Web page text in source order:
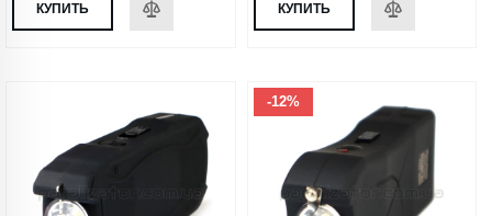
КУПИТЬ КУПИТЬ
-12%